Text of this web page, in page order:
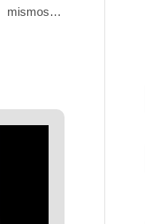
mismos…